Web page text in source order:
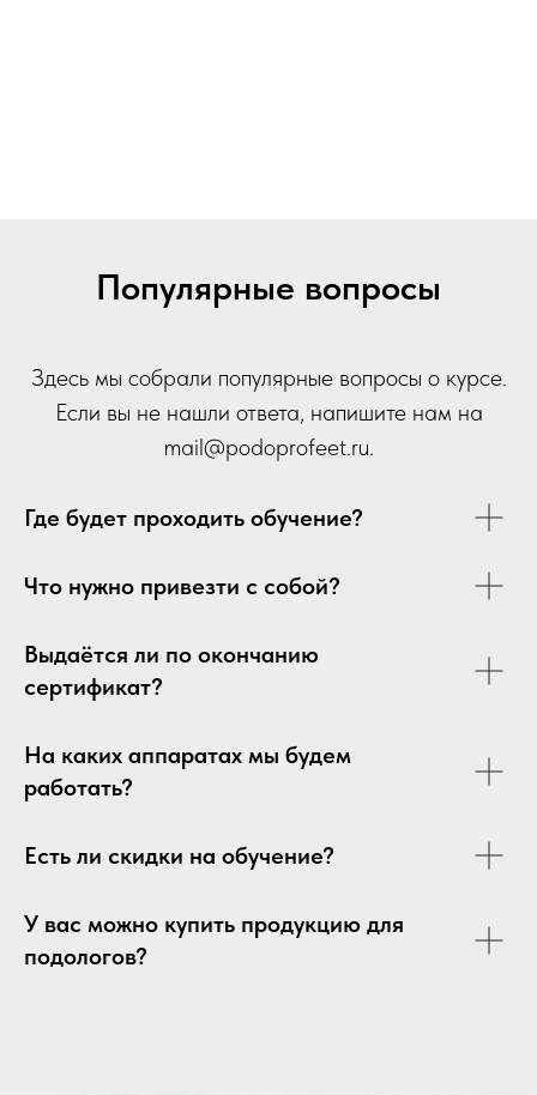
Популярные вопросы
Здесь мы собрали популярные вопросы о курсе.
Если вы не нашли ответа, напишите нам на
mail@podoprofeet.ru.
Где будет проходить обучение?
Что нужно привезти с собой?
Выдаётся ли по окончанию
сертификат?
На каких аппаратах мы будем
работать?
Есть ли скидки на обучение?
У вас можно купить продукцию для
подологов?